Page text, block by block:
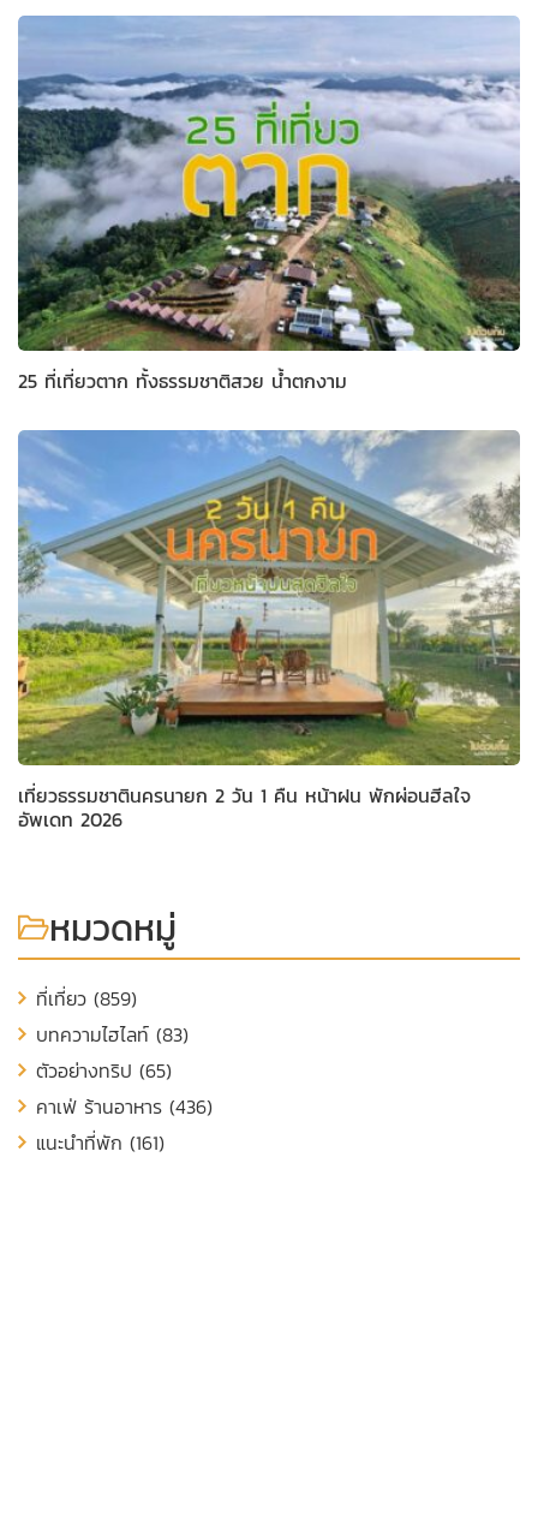
25 ที่เที่ยวตาก ทั้งธรรมชาติสวย น้ำตกงาม
เที่ยวธรรมชาตินครนายก 2 วัน 1 คืน หน้าฝน พักผ่อนฮีลใจ
อัพเดท 2026
หมวดหมู่
ที่เที่ยว (859)
บทความไฮไลท์ (83)
ตัวอย่างทริป (65)
คาเฟ่ ร้านอาหาร (436)
แนะนำที่พัก (161)